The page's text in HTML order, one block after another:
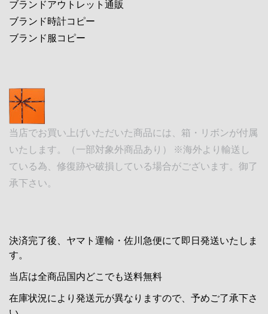
ブランドアウトレット通販
ブランド時計コピー
ブランド服コピー
当店でお買い上げいただいた商品には、箱・リボンが付属
いたします。（一部対象外商品あり） ※海外より輸送し
ている為、修復跡や破損している場合がございます。御了
承下さい。
決済完了後、ヤマト運輸・佐川急便にて即日発送いたしま
す。
当店は全商品国内どこでも送料無料
在庫状況により発送元が異なりますので、予めご了承下さ